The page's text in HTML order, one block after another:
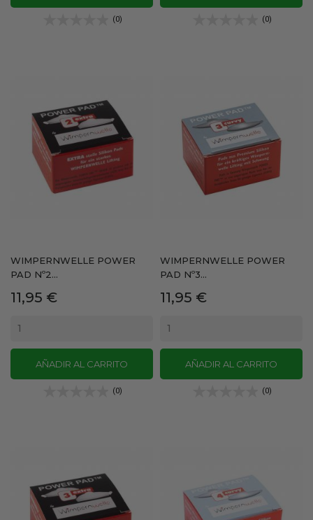
(0) (0)
WIMPERNWELLE POWER
PAD Nº2...
Precio
11,95 €
AÑADIR AL CARRITO
(0)
WIMPERNWELLE POWER
PAD Nº3...
Precio
11,95 €
AÑADIR AL CARRITO
(0)